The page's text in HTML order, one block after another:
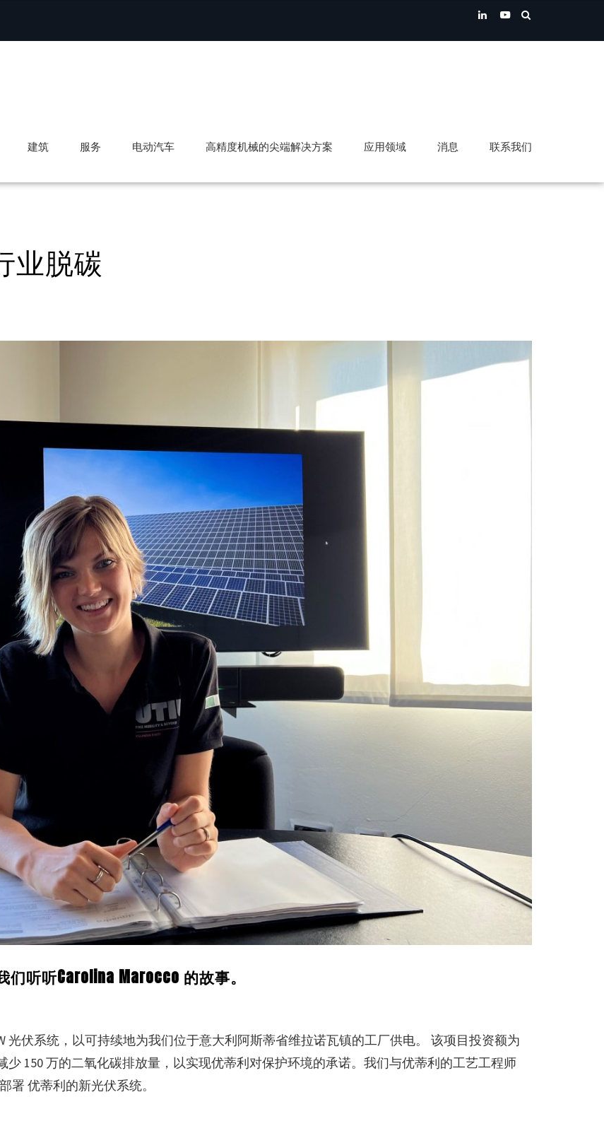
建筑 服务 电动汽车 高精度机械的尖端解决方案 应用领域 消息 联系我们
业脱碳
们听听Carolina Marocco 的故事。
光伏系统，以可持续地为我们位于意大利阿斯蒂省维拉诺瓦镇的工厂供电。 该项目投资额为
少 150 万的二氧化碳排放量，以实现优蒂利对保护环境的承诺。我们与优蒂利的工艺工程师
署 优蒂利的新光伏系统。